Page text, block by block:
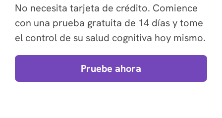
No necesita tarjeta de crédito. Comience
con una prueba gratuita de 14 días y tome
el control de su salud cognitiva hoy mismo.
Pruebe ahora